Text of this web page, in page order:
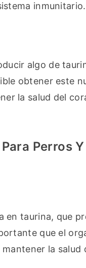
inmunitario.
algo de
obtener este
la salud del
Perros
en taurina, que
que el
la